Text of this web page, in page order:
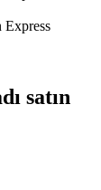
satın